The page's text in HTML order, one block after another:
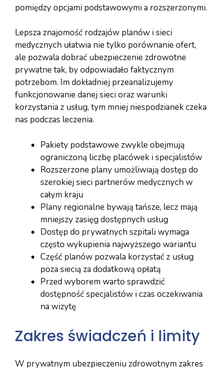
pomiędzy opcjami podstawowymi a rozszerzonymi.
Lepsza znajomość rodzajów planów i sieci
medycznych ułatwia nie tylko porównanie ofert,
ale pozwala dobrać ubezpieczenie zdrowotne
prywatne tak, by odpowiadało faktycznym
potrzebom. Im dokładniej przeanalizujemy
funkcjonowanie danej sieci oraz warunki
korzystania z usług, tym mniej niespodzianek czeka
nas podczas leczenia.
Pakiety podstawowe zwykle obejmują
ograniczoną liczbę placówek i specjalistów
Rozszerzone plany umożliwiają dostęp do
szerokiej sieci partnerów medycznych w
całym kraju
Plany regionalne bywają tańsze, lecz mają
mniejszy zasięg dostępnych usług
Dostęp do prywatnych szpitali wymaga
często wykupienia najwyższego wariantu
Część planów pozwala korzystać z usług
poza siecią za dodatkową opłatą
Przed wyborem warto sprawdzić
dostępność specjalistów i czas oczekiwania
na wizytę
Zakres świadczeń i limity
W prywatnym ubezpieczeniu zdrowotnym zakres